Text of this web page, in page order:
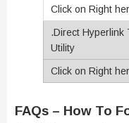
FAQs – How To